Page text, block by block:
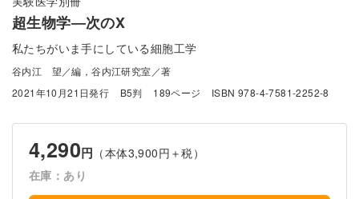
超生物学―次のX
私たちがいま手にしている細胞工学
谷内江 望／編，谷内江研究室／著
2021年10月21日発行
B5判 189ページ ISBN 978-4-7581-2252-8
4,290円 （本体3,900円＋税）
在庫：あり